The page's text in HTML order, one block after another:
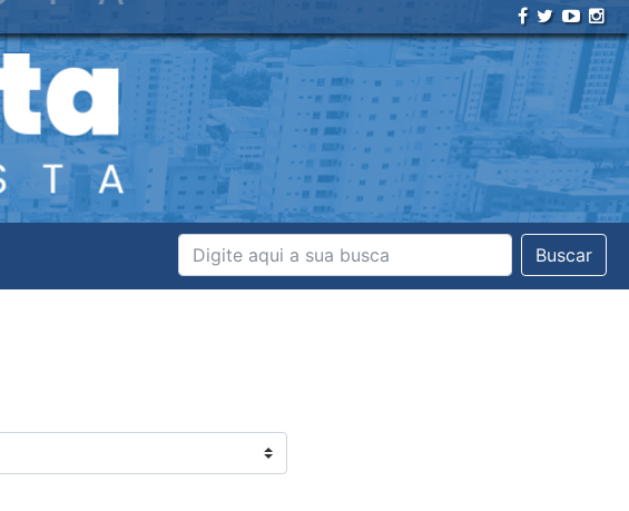
Buscar